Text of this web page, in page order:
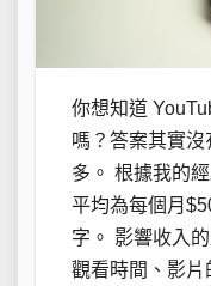
你想知道
嗎？答案其實
多。 根據我的
平均為每個月
字。 影響收入
觀看時間、影